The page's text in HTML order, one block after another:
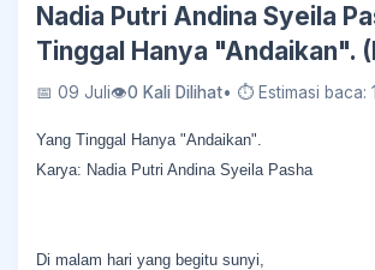
Nadia Putri Andina Syeila
Tinggal Hanya "Andaikan".
📅 09 Juli👁0 Kali Dilihat• ⏱ Estimasi baca:
Yang Tinggal Hanya "Andaikan".
Karya: Nadia Putri Andina Syeila Pasha
Di malam hari yang begitu sunyi,